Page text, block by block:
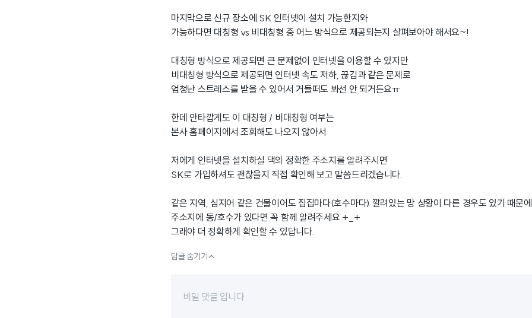
마지막으로 신규 장소에 SK 인터넷이 설치 가능한지와
가능하다면 대칭형 vs 비대칭형 중 어느 방식으로 제공되는지 살펴보아야 해서요~!
대칭형 방식으로 제공되면 큰 문제없이 인터넷을 이용할 수 있지만
비대칭형 방식으로 제공되면 인터넷 속도 저하, 끊김과 같은 문제로
엄청난 스트레스를 받을 수 있어서 거들떠도 봐선 안 되거든요ㅠ
한데 안타깝게도 이 대칭형 / 비대칭형 여부는
본사 홈페이지에서 조회해도 나오지 않아서
저에게 인터넷을 설치하실 댁의 정확한 주소지를 알려주시면
SK로 가입하셔도 괜찮을지 직접 확인해 보고 말씀드리겠습니다.
같은 지역, 심지어 같은 건물이어도 집집마다(호수마다) 깔려있는 망 상황이 다른 경우도 있기 때문에
주소지에 동/호수가 있다면 꼭 함께 알려주세요 +_+
그래야 더 정확하게 확인할 수 있답니다.
답글 숨기기
비밀 댓글 입니다.